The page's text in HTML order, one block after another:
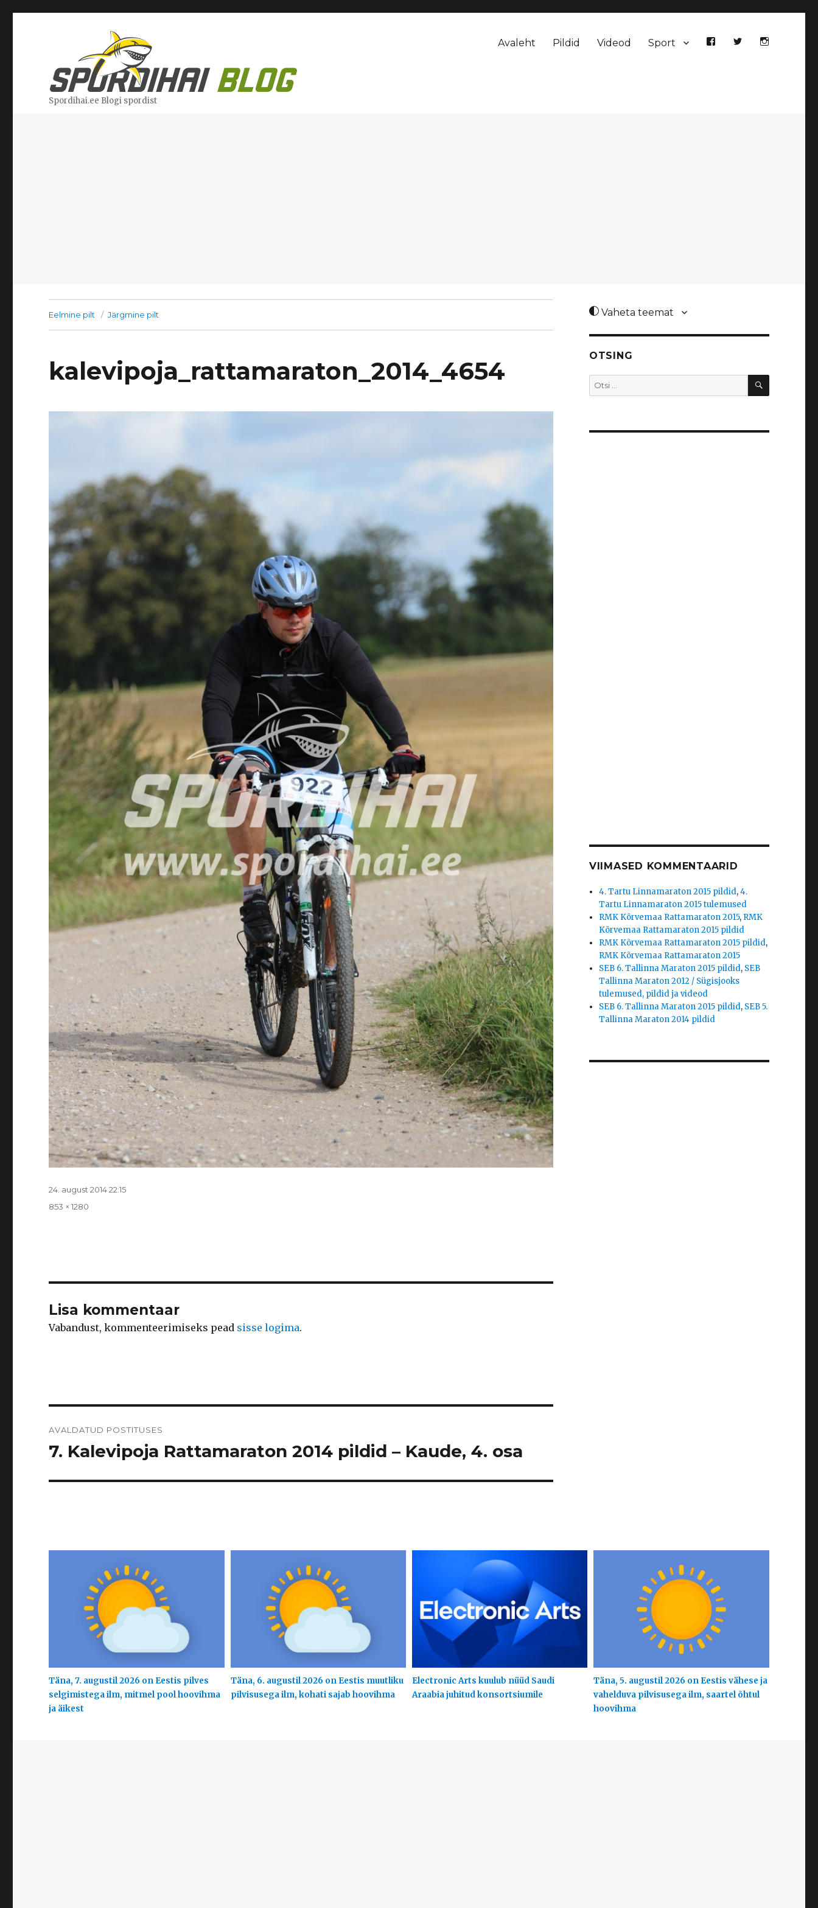
Spordihai.ee Blogi spordist
Avaleht Pildid Videod Sport
Eelmine pilt Järgmine pilt
kalevipoja_rattamaraton_2014_4654
Postitatud
24. august 2014 22:15
Täissuurus
853 × 1280
Lisa kommentaar
Vabandust, kommenteerimiseks pead sisse logima.
AVALDATUD POSTITUSES
7. Kalevipoja Rattamaraton 2014 pildid – Kaude, 4. osa
Vaheta teemat
OTSING
Otsi: OTSI
VIIMASED KOMMENTAARID
4. Tartu Linnamaraton 2015 pildid,4.
Tartu Linnamaraton 2015 tulemused
RMK Kõrvemaa Rattamaraton 2015, RMK
Kõrvemaa Rattamaraton 2015 pildid
RMK Kõrvemaa Rattamaraton 2015 pildid,
RMK Kõrvemaa Rattamaraton 2015
SEB 6. Tallinna Maraton 2015 pildid, SEB
Tallinna Maraton 2012 / Sügisjooks
tulemused, pildid ja videod
SEB 6. Tallinna Maraton 2015 pildid, SEB 5.
Tallinna Maraton 2014 pildid
Täna, 7. augustil 2026 on Eestis pilves
selgimistega ilm, mitmel pool hoovihma
ja äikest
Täna, 6. augustil 2026 on Eestis muutliku
pilvisusega ilm, kohati sajab hoovihma
Electronic Arts kuulub nüüd Saudi
Araabia juhitud konsortsiumile
Täna, 5. augustil 2026 on Eestis vähese ja
vahelduva pilvisusega ilm, saartel õhtul
hoovihma